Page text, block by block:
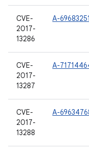
CVE-
2017-
13286
A-69683251
CVE-
2017-
13287
A-
CVE-
2017-
13288
A-